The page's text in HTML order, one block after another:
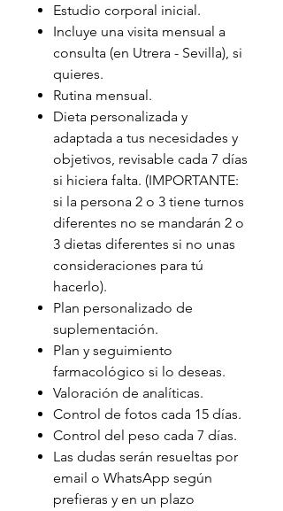
Estudio corporal inicial.
Incluye una visita mensual a
consulta (en Utrera - Sevilla), si
quieres.
Rutina mensual.
Dieta personalizada y
adaptada a tus necesidades y
objetivos, revisable cada 7 días
si hiciera falta. (IMPORTANTE:
si la persona 2 o 3 tiene turnos
diferentes no se mandarán 2 o
3 dietas diferentes si no unas
consideraciones para tú
hacerlo).
Plan personalizado de
suplementación.
Plan y seguimiento
farmacológico si lo deseas.
Valoración de analíticas.
Control de fotos cada 15 días.
Control del peso cada 7 días.
Las dudas serán resueltas por
email o WhatsApp según
prefieras y en un plazo